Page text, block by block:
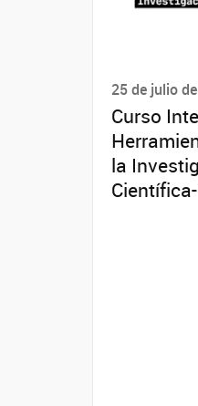
25 de julio
Curso
la